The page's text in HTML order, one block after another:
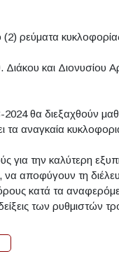
ρεύματα
και Διονυσίου
θα διεξαχθούν
τα αναγκαία
για την καλύτερη
αποφύγουν τη
κατά τα
των ρυθμιστών